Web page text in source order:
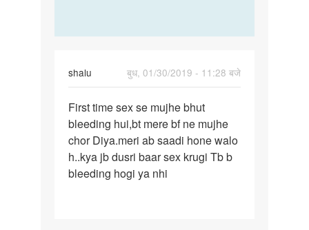
shalu
बुध, 01/30/2019 - 11:28 बजे
First
time
sex
se
mujhe
First time sex se mujhe bhut
bleeding hui,bt mere bf ne mujhe
chor Diya.meri ab saadi hone walo
h..kya jb dusri baar sex krugi Tb b
bleeding hogi ya nhi